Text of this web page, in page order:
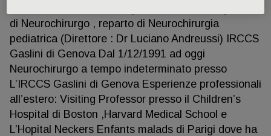
di Neurochirurgo , reparto di Neurochirurgia
pediatrica (Direttore : Dr Luciano Andreussi) IRCCS
Gaslini di Genova Dal 1/12/1991 ad oggi
Neurochirurgo a tempo indeterminato presso
L’IRCCS Gaslini di Genova Esperienze professionali
all’estero: Visiting Professor presso il Children’s
Hospital di Boston ,Harvard Medical School e
L’Hopital Neckers Enfants malads di Parigi dove ha